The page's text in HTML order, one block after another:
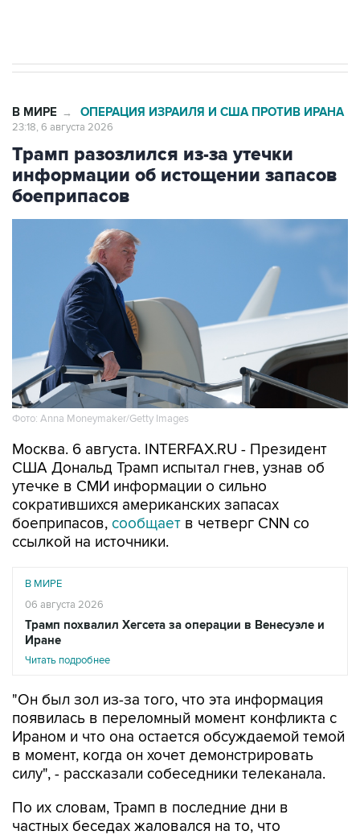
В МИРЕ → ОПЕРАЦИЯ ИЗРАИЛЯ И США ПРОТИВ ИРАНА
23:18, 6 августа 2026
Трамп разозлился из-за утечки
информации об истощении запасов
боеприпасов
Фото: Anna Moneymaker/Getty Images
Москва. 6 августа. INTERFAX.RU - Президент
США Дональд Трамп испытал гнев, узнав об
утечке в СМИ информации о сильно
сократившихся американских запасах
боеприпасов, сообщает в четверг CNN со
ссылкой на источники.
В МИРЕ
06 августа 2026
Трамп похвалил Хегсета за операции в Венесуэле и
Иране
Читать подробнее
"Он был зол из-за того, что эта информация
появилась в переломный момент конфликта с
Ираном и что она остается обсуждаемой темой
в момент, когда он хочет демонстрировать
силу", - рассказали собеседники телеканала.
По их словам, Трамп в последние дни в
частных беседах жаловался на то, что